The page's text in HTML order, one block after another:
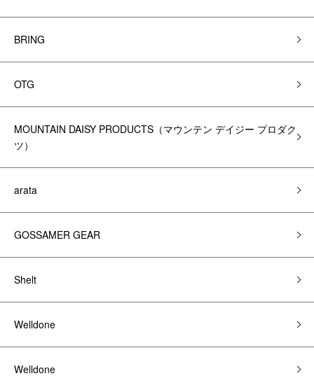
BRING
OTG
MOUNTAIN DAISY PRODUCTS（マウンテン デイジー プロダク
ツ）
arata
GOSSAMER GEAR
Shelt
Welldone
Welldone